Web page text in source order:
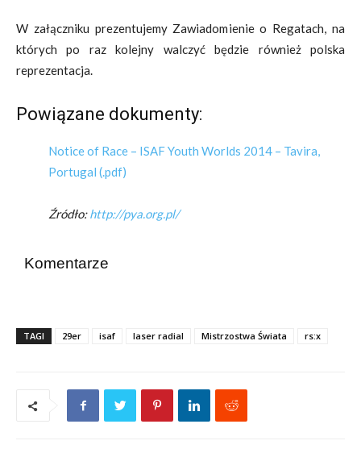
W załączniku prezentujemy Zawiadomienie o Regatach, na
których po raz kolejny walczyć będzie również polska
reprezentacja.
Powiązane dokumenty:
Notice of Race – ISAF Youth Worlds 2014 – Tavira,
Portugal (.pdf)
Źródło:http://pya.org.pl/
Komentarze
TAGI 29er isaf laser radial Mistrzostwa Świata rs:x